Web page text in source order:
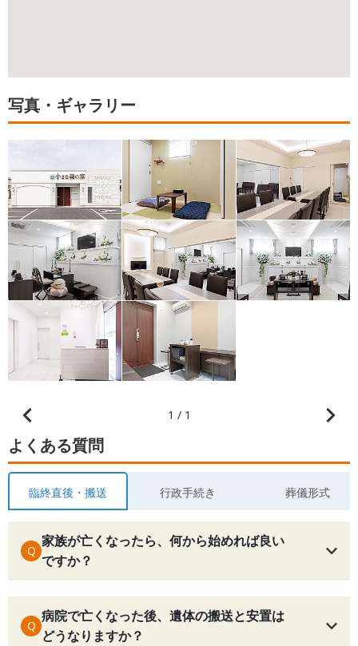
写真・ギャラリー
1 / 1
よくある質問
臨終直後・搬送 行政手続き 葬儀形式
Q
家族が亡くなったら、何から始めれば良い
ですか？
Q
病院で亡くなった後、遺体の搬送と安置は
どうなりますか？